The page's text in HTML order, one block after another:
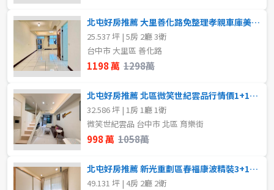
~ 坪
樓層
不拘
地下室
1樓 2樓
3樓
5~10樓 11~20樓
60~70 坪 70~80 坪
80坪以上
樓層
不拘
1樓 2樓
北屯好房推薦 大里善化路免整理孝親車庫美稀有透天
25.537 坪 | 5房 2廳 3衛
台中市 大里區 善化路
1198 萬 1298萬
北屯好房推薦 北區微笑世紀雲品行情價1+1房大平車
32.586 坪 | 1房 1廳 1衛
微笑世紀雲品 台中市 北區 育樂街
998 萬 1058萬
北屯好房推薦 新光重劃區春福康波精裝3+1房平車露臺戶
49.131 坪 | 4房 2廳 2衛